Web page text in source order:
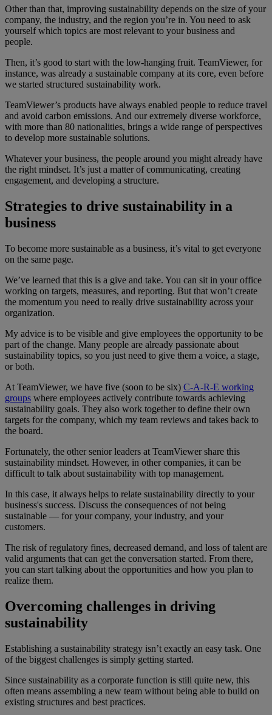
Other than that, improving sustainability depends on the size of your
company, the industry, and the region you’re in. You need to ask
yourself which topics are most relevant to your business and
people.
Then, it’s good to start with the low-hanging fruit. TeamViewer, for
instance, was already a sustainable company at its core, even before
we started structured sustainability work.
TeamViewer’s products have always enabled people to reduce travel
and avoid carbon emissions. And our extremely diverse workforce,
with more than 80 nationalities, brings a wide range of perspectives
to develop more sustainable solutions.
Whatever your business, the people around you might already have
the right mindset. It’s just a matter of communicating, creating
engagement, and developing a structure.
Strategies to drive sustainability in a
business
To become more sustainable as a business, it’s vital to get everyone
on the same page.
We’ve learned that this is a give and take. You can sit in your office
working on targets, measures, and reporting. But that won’t create
the momentum you need to really drive sustainability across your
organization.
My advice is to be visible and give employees the opportunity to be
part of the change. Many people are already passionate about
sustainability topics, so you just need to give them a voice, a stage,
or both.
At TeamViewer, we have five (soon to be six) C-A-R-E working
groups where employees actively contribute towards achieving
sustainability goals. They also work together to define their own
targets for the company, which my team reviews and takes back to
the board.
Fortunately, the other senior leaders at TeamViewer share this
sustainability mindset. However, in other companies, it can be
difficult to talk about sustainability with top management.
In this case, it always helps to relate sustainability directly to your
business's success. Discuss the consequences of not being
sustainable — for your company, your industry, and your
customers.
The risk of regulatory fines, decreased demand, and loss of talent are
valid arguments that can get the conversation started. From there,
you can start talking about the opportunities and how you plan to
realize them.
Overcoming challenges in driving
sustainability
Establishing a sustainability strategy isn’t exactly an easy task. One
of the biggest challenges is simply getting started.
Since sustainability as a corporate function is still quite new, this
often means assembling a new team without being able to build on
existing structures and best practices.